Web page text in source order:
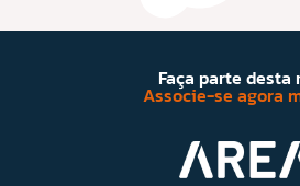
Faça parte desta
Associe-se agora